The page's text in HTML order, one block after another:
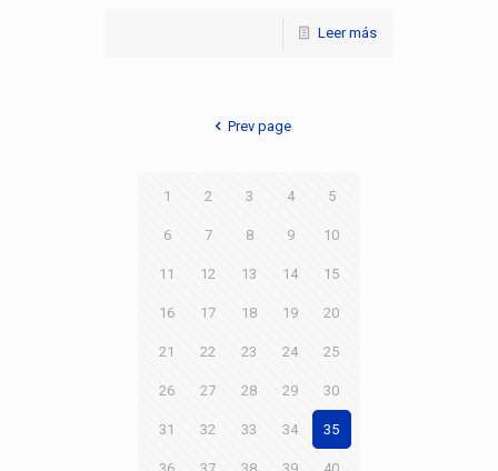
Leer más
Prev page
1 2 3 4 5
6 7 8 9 10
11 12 13 14 15
16 17 18 19 20
21 22 23 24 25
26 27 28 29 30
31 32 33 34 35